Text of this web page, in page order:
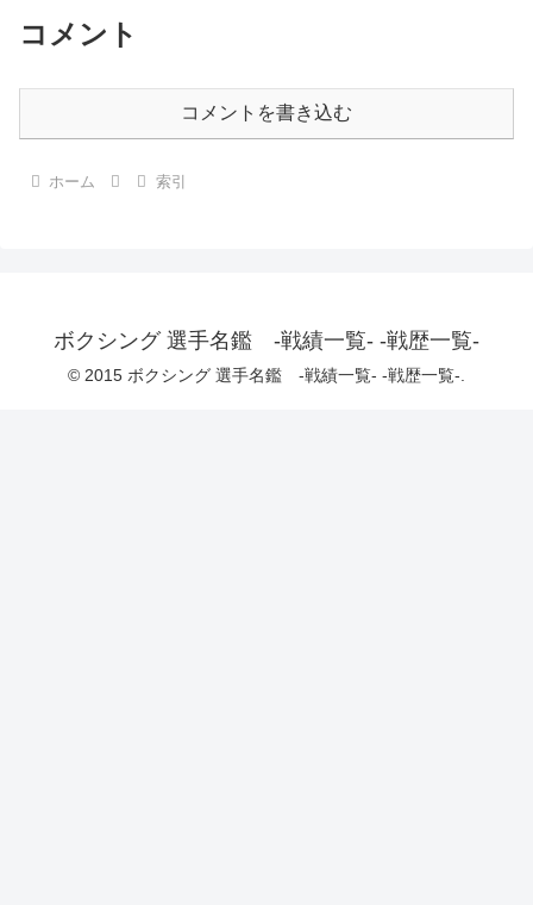
コメント
コメントを書き込む
ホーム 索引
ボクシング 選手名鑑 -戦績一覧- -戦歴一覧-
© 2015 ボクシング 選手名鑑 -戦績一覧- -戦歴一覧-.